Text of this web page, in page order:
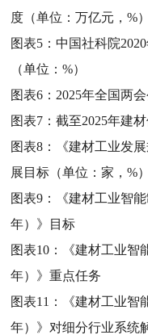
度（单位：万亿元，%）
图表5：中国社科院
（单位：%）
图表6： 2025年全国两
图表7：截至2025年建
图表8：
《建材工业发
展目标（单位：家，%）
图表9：
《建材工业智
年）》目标
图表10：
《建材工业智
年）》重点任务
图表11：
《建材工业智
年）》对细分行业系统